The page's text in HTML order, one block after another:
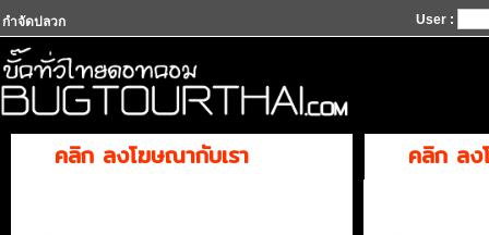
กำจัดปลวก User :
คลิก ลงโฆษณากับเรา คลิก ลง